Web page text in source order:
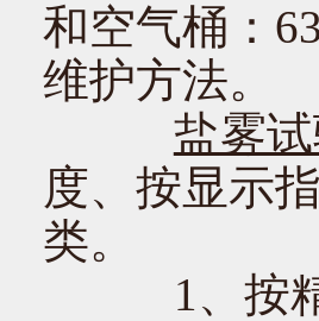
和空气桶：
维护方法。
盐雾
度、按显示
类。
1、按精